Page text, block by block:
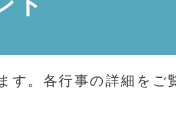
す。各行事の詳細をご